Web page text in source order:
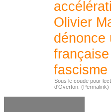
Olivier
dénonce
Sous le coude pour
d'Overton. (Permalink)